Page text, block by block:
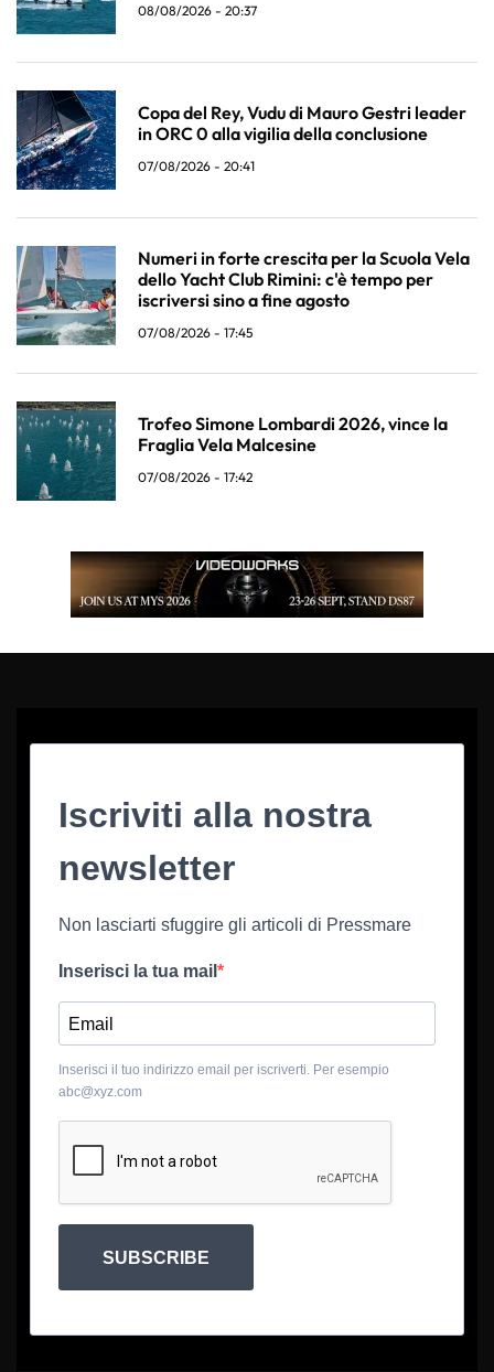
08/08/2026 - 20:37
Copa del Rey, Vudu di Mauro Gestri leader
in ORC 0 alla vigilia della conclusione
07/08/2026 - 20:41
Numeri in forte crescita per la Scuola Vela
dello Yacht Club Rimini: c'è tempo per
iscriversi sino a fine agosto
07/08/2026 - 17:45
Trofeo Simone Lombardi 2026, vince la
Fraglia Vela Malcesine
07/08/2026 - 17:42
Iscriviti alla nostra
newsletter
Non lasciarti sfuggire gli articoli di Pressmare
Inserisci la tua mail
Inserisci il tuo indirizzo email per iscriverti. Per esempio
abc@xyz.com
SUBSCRIBE